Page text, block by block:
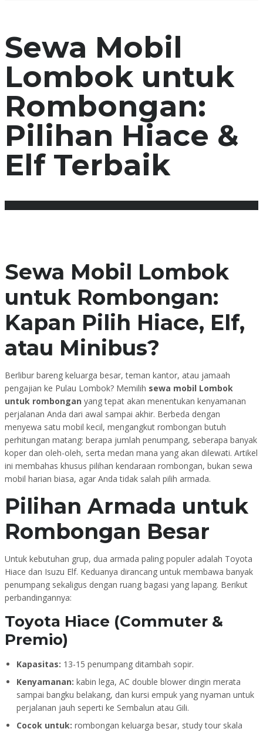
Sewa Mobil
Lombok untuk
Rombongan:
Pilihan Hiace &
Elf Terbaik
Sewa Mobil Lombok
untuk Rombongan:
Kapan Pilih Hiace, Elf,
atau Minibus?
Berlibur bareng keluarga besar, teman kantor, atau jamaah
pengajian ke Pulau Lombok? Memilih sewa mobil Lombok
untuk rombongan yang tepat akan menentukan kenyamanan
perjalanan Anda dari awal sampai akhir. Berbeda dengan
menyewa satu mobil kecil, mengangkut rombongan butuh
perhitungan matang: berapa jumlah penumpang, seberapa banyak
koper dan oleh-oleh, serta medan mana yang akan dilewati. Artikel
ini membahas khusus pilihan kendaraan rombongan, bukan sewa
mobil harian biasa, agar Anda tidak salah pilih armada.
Pilihan Armada untuk
Rombongan Besar
Untuk kebutuhan grup, dua armada paling populer adalah Toyota
Hiace dan Isuzu Elf. Keduanya dirancang untuk membawa banyak
penumpang sekaligus dengan ruang bagasi yang lapang. Berikut
perbandingannya:
Toyota Hiace (Commuter &
Premio)
Kapasitas: 13-15 penumpang ditambah sopir.
Kenyamanan: kabin lega, AC double blower dingin merata
sampai bangku belakang, dan kursi empuk yang nyaman untuk
perjalanan jauh seperti ke Sembalun atau Gili.
Cocok untuk: rombongan keluarga besar, study tour skala